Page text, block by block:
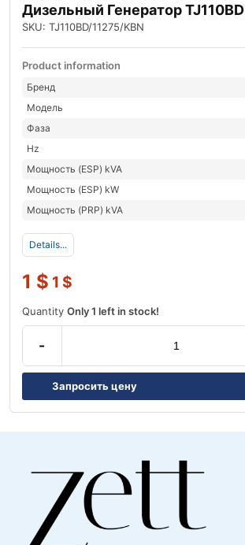
Дизельный Генератор TJ110BD
SKU: TJ110BD/11275/KBN
Product information
Бренд
Модель
Фаза
Hz
Мощность (ESP) kVA
Мощность (ESP) kW
Мощность (PRP) kVA
Details...
1 $ 1 $
Quantity Only 1 left in stock!
-
Запросить цену